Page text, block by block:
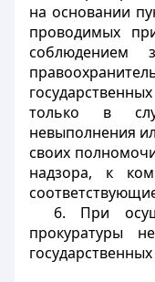
на основании
проводимых
соблюдением
только в
невыполнения
своих
надзора, к
6. При
прокуратуры